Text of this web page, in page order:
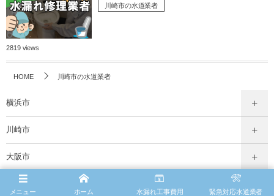
川崎市の水道業者
2819 views
HOME 川崎市の水道業者
横浜市
川崎市
大阪市
名古屋市
メニュー ホーム 水漏れ工事費用 緊急対応水道業者